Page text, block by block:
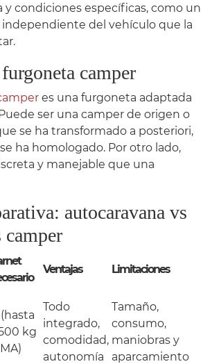
y condiciones específicas, como un
del vehículo que la
camper
es una furgoneta adaptada
ser una camper de origen o
se ha transformado a posteriori,
ha homologado. Por otro lado,
y manejable que una
autocaravana vs
camper
Ventajas Limitaciones
kg
Todo
integrado,
comodidad,
autonomía
Tamaño,
consumo,
maniobras y
aparcamiento